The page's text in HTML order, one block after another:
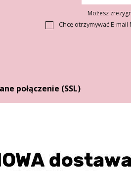
Możesz
Chcę otrzymywać E-
połączenie (SSL)